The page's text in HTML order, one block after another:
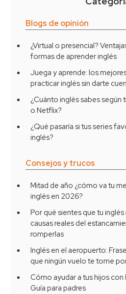
Blogs de opinión
¿Virtual o presencial? Ventajas de las diferentes
formas de aprender inglés
Juega y aprende: los mejores videojuegos para
practicar inglés sin darte
¿Cuánto inglés sabes según tu playlist de Spotify
o Netflix?
¿Qué pasaría si tus series favoritas hablaran
inglés?
Consejos y trucos
Mitad de año ¿cómo va tu meta de aprender
inglés en 2026?
Por qué sientes que tu inglés no avanza: las 5
causas reales del
romperlas
Inglés en el aeropuerto: Frases esenciales para
que ningún vuelo te tome
Cómo ayudar a tus hijos con las tareas en inglés:
Guía para padres